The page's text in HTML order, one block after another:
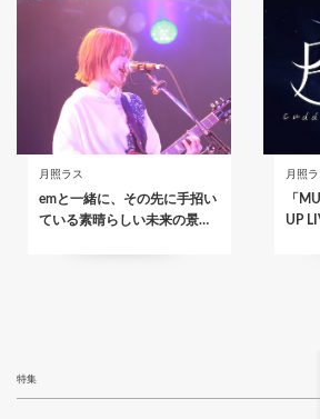
月照ラス
emと一緒に、その先に手招い
ている素晴らしい未来の景…
月照ラ
「
UP
特集